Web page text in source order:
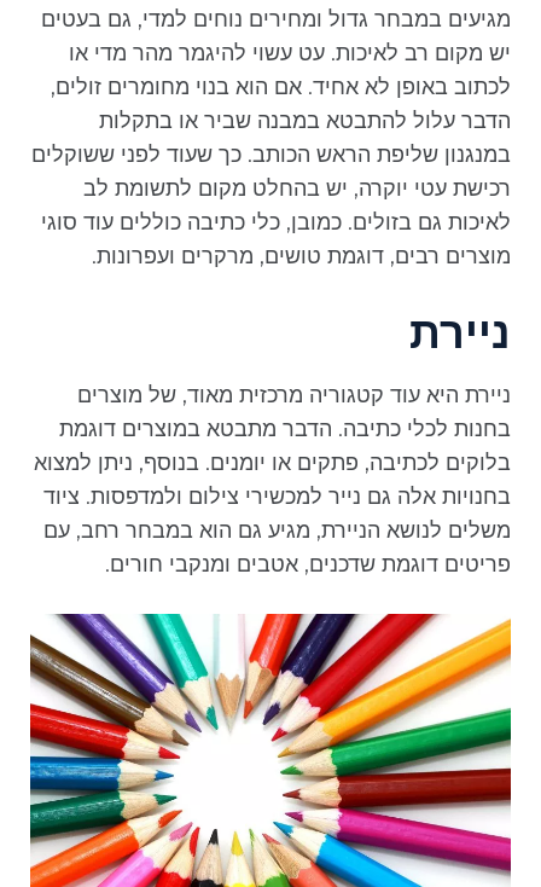
מגיעים במבחר גדול ומחירים נוחים למדי, גם בעטים
יש מקום רב לאיכות. עט עשוי להיגמר מהר מדי או
לכתוב באופן לא אחיד. אם הוא בנוי מחומרים זולים,
הדבר עלול להתבטא במבנה שביר או בתקלות
במנגנון שליפת הראש הכותב. כך שעוד לפני ששוקלים
רכישת עטי יוקרה, יש בהחלט מקום לתשומת לב
לאיכות גם בזולים. כמובן, כלי כתיבה כוללים עוד סוגי
מוצרים רבים, דוגמת טושים, מרקרים ועפרונות.
ניירת
ניירת היא עוד קטגוריה מרכזית מאוד, של מוצרים
בחנות לכלי כתיבה. הדבר מתבטא במוצרים דוגמת
בלוקים לכתיבה, פתקים או יומנים. בנוסף, ניתן למצוא
בחנויות אלה גם נייר למכשירי צילום ולמדפסות. ציוד
משלים לנושא הניירת, מגיע גם הוא במבחר רחב, עם
פריטים דוגמת שדכנים, אטבים ומנקבי חורים.